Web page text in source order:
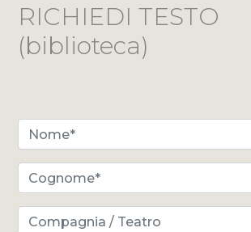
RICHIEDI TESTO
(biblioteca)